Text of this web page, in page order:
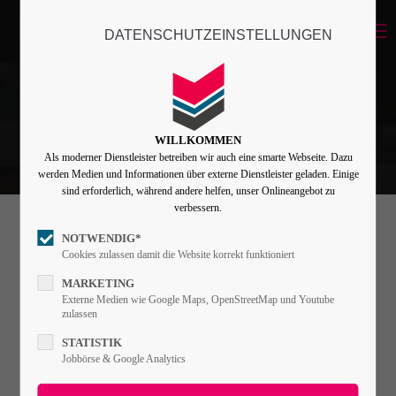
Passwort
Angemeldet bleiben
Anmelden
Register
Menu
Accordion
Lorem ipsum dolor sit amet, consectetuer
adipiscing elit. Aenean commodo ligula eget
dolor. Aenean massa.
DATENSCHUTZEINSTELLUNGEN
WILLKOMMEN
Als moderner Dienstleister betreiben wir auch eine smarte Webseite. Dazu
werden Medien und Informationen über externe Dienstleister geladen. Einige
sind erforderlich, während andere helfen, unser Onlineangebot zu
verbessern.
NOTWENDIG*
Cookies zulassen damit die Website korrekt funktioniert
MARKETING
Externe Medien wie Google Maps, OpenStreetMap und Youtube
zulassen
STATISTIK
Jobbörse & Google Analytics